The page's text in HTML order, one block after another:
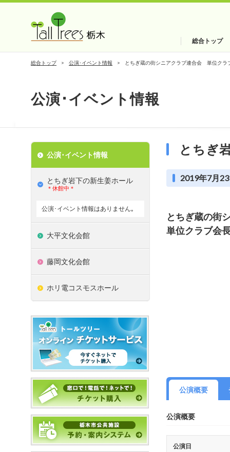
総合トップ
総合トップ 公演･イベント情報 とちぎ蔵の街シニアクラブ連合会 単位クラ
公演･イベント情報
とちぎ
2019年7月
とちぎ蔵の街
単位クラブ会
公演概要
公演概要
公演日
公演･イベント情報
とちぎ岩下の新⽣姜ホール
＊休館中＊
公演･イベント情報はありません｡
大平文化会館
藤岡文化会館
ホリ電コスモスホール